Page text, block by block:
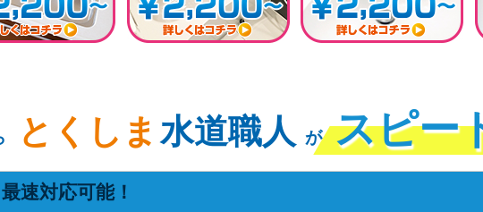
とくしま 水道職人 が スピー
最速対応可能！